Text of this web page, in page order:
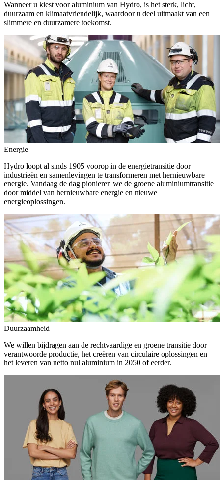
Wanneer u kiest voor aluminium van Hydro, is het sterk, licht,
duurzaam en klimaatvriendelijk, waardoor u deel uitmaakt van een
slimmere en duurzamere toekomst.
Energie
Hydro loopt al sinds 1905 voorop in de energietransitie door
industrieën en samenlevingen te transformeren met hernieuwbare
energie. Vandaag de dag pionieren we de groene aluminiumtransitie
door middel van hernieuwbare energie en nieuwe
energieoplossingen.
Duurzaamheid
We willen bijdragen aan de rechtvaardige en groene transitie door
verantwoorde productie, het creëren van circulaire oplossingen en
het leveren van netto nul aluminium in 2050 of eerder.